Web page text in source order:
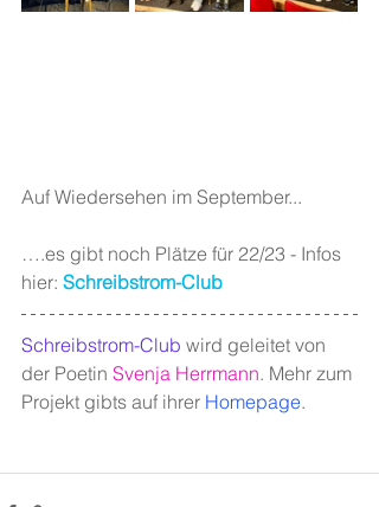
Auf Wiedersehen im September...
….es gibt noch Plätze für 22/23 - Infos
hier: Schreibstrom-Club
Schreibstrom-Club wird geleitet von
der Poetin Svenja Herrmann. Mehr zum
Projekt gibts auf ihrer Homepage.